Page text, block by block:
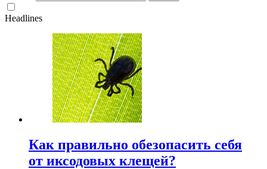
Headlines
Как правильно обезопасить себя
от иксодовых клещей?